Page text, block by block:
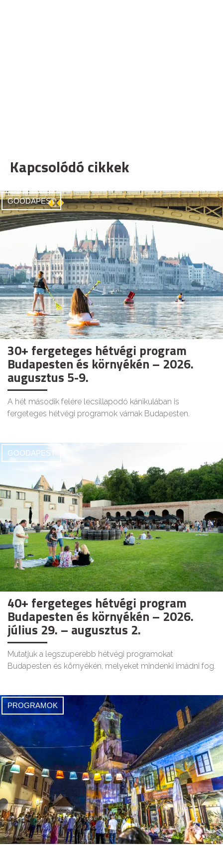
Kapcsolódó cikkek
GOODAPEST
30+ fergeteges hétvégi program
Budapesten és környékén – 2026.
augusztus 5-9.
A hét második felére lecsillapodó kánikulában is
fergeteges hétvégi programok várnak Budapesten.
GOODAPEST
40+ fergeteges hétvégi program
Budapesten és környékén – 2026.
július 29. – augusztus 2.
Mutatjuk a legszuperebb hétvégi programokat
Budapesten és környékén, melyeket mindenki imádni fog.
PROGRAMOK